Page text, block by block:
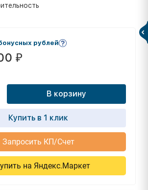
рублей
₽
В корзину
Купить в 1 клик
Запросить КП/Счет
на Яндекс.Маркет